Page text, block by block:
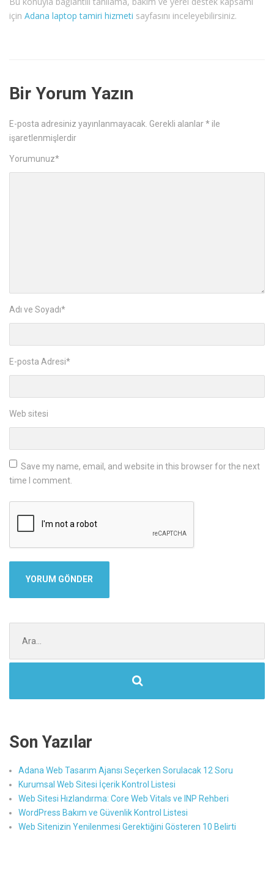
için Adana laptop tamiri hizmeti sayfasını inceleyebilirsiniz.
Bir Yorum Yazın
E-posta adresiniz yayınlanmayacak. Gerekli alanlar* ile
işaretlenmişlerdir
Yorumunuz*
Adı ve Soyadı*
E-posta Adresi*
Web sitesi
Save my name, email, and website in this browser for the next
time I comment.
ara:
Son Yazılar
Adana Web Tasarım Ajansı Seçerken Sorulacak 12 Soru
Kurumsal Web Sitesi İçerik Kontrol Listesi
Web Sitesi Hızlandırma: Core Web Vitals ve INP Rehberi
WordPress Bakım ve Güvenlik Kontrol Listesi
Web Sitenizin Yenilenmesi Gerektiğini Gösteren 10 Belirti